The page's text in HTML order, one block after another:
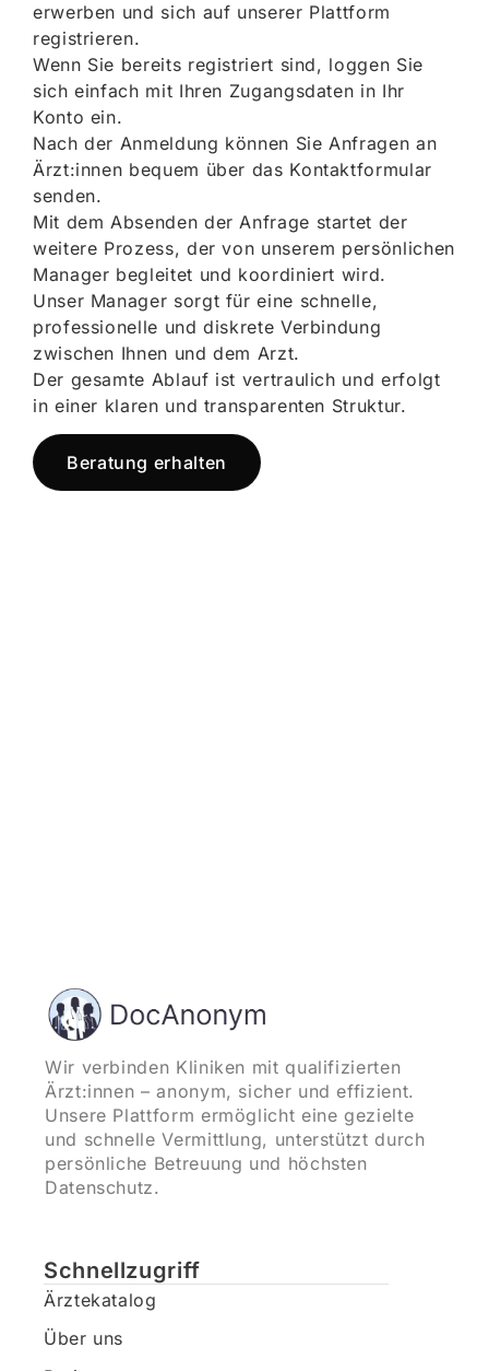
erwerben und sich auf unserer Plattform
registrieren.
Wenn Sie bereits registriert sind, loggen Sie
sich einfach mit Ihren Zugangsdaten in Ihr
Konto ein.
Nach der Anmeldung können Sie Anfragen an
Ärzt:innen bequem über das Kontaktformular
senden.
Mit dem Absenden der Anfrage startet der
weitere Prozess, der von unserem persönlichen
Manager begleitet und koordiniert wird.
Unser Manager sorgt für eine schnelle,
professionelle und diskrete Verbindung
zwischen Ihnen und dem Arzt.
Der gesamte Ablauf ist vertraulich und erfolgt
in einer klaren und transparenten Struktur.
Beratung erhalten
Wir verbinden Kliniken mit qualifizierten
Ärzt:innen – anonym, sicher und effizient.
Unsere Plattform ermöglicht eine gezielte
und schnelle Vermittlung, unterstützt durch
persönliche Betreuung und höchsten
Datenschutz.
Schnellzugriff
Ärztekatalog
Über uns